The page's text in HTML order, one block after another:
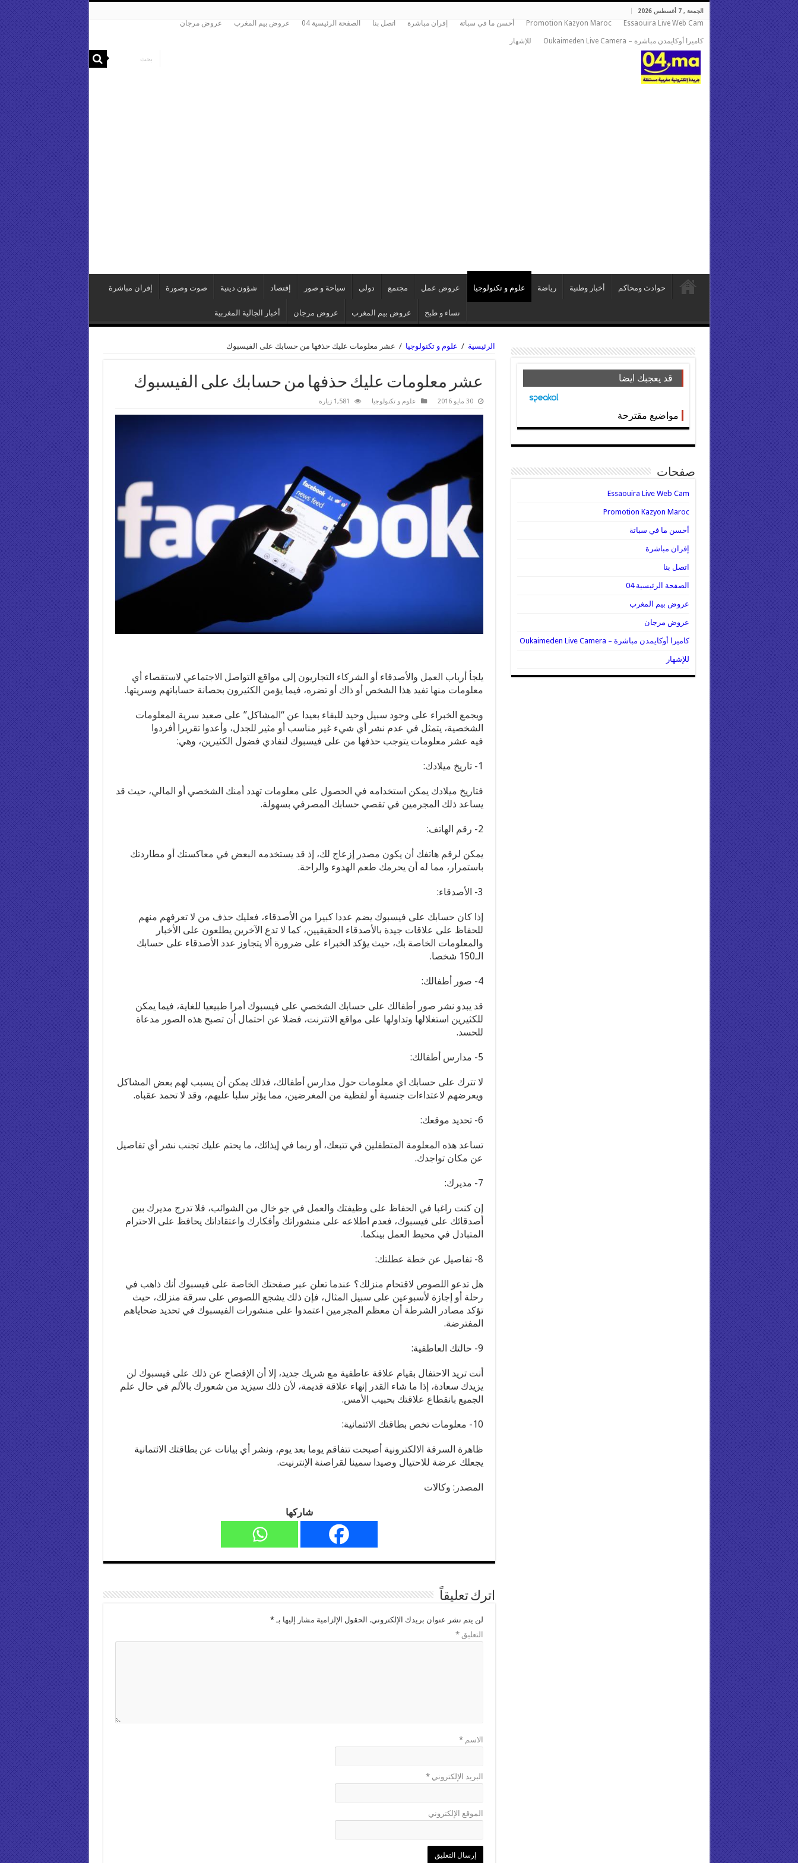
الجمعة , 7 أغسطس 2026
Essaouira Live Web Cam
Promotion Kazyon Maroc أحسن ما في سباتة إفران مباشرة اتصل بنا الصفحة الرئيسية 04 عروض بيم المغرب عروض مرجان
كاميرا أوكايمدن مباشرة – Oukaimeden Live Camera للإشهار
حوادث ومحاكم أخبار وطنية رياضة علوم و تكنولوجيا عروض عمل مجتمع دولي سياحة و صور إقتصاد شؤون دينية صوت وصورة إفران مباشرة
نساء و طبخ عروض بيم المغرب عروض مرجان أخبار الجالية المغربية
الرئيسية / علوم و تكنولوجيا / عشر معلومات عليك حذفها من حسابك على الفيسبوك
عشر معلومات عليك حذفها من حسابك على الفيسبوك
30 مايو 2016 علوم و تكنولوجيا 1,581 زيارة
يلجأ أرباب العمل والأصدقاء أو الشركاء التجاريون إلى مواقع التواصل الاجتماعي لاستقصاء أي
معلومات منها تفيد هذا الشخص أو ذاك أو تضره، فيما يؤمن الكثيرون بحصانة حساباتهم وسريتها.
ويجمع الخبراء على وجود سبيل وحيد للبقاء بعيدا عن “المشاكل” على صعيد سرية المعلومات
الشخصية، يتمثل في عدم نشر أي شيء غير مناسب أو مثير للجدل، وأعدوا تقريرا أفردوا
فيه عشر معلومات يتوجب حذفها من على فيسبوك لتفادي فضول الكثيرين، وهي:
1- تاريخ ميلادك:
فتاريخ ميلادك يمكن استخدامه في الحصول على معلومات تهدد أمنك الشخصي أو المالي، حيث قد
يساعد ذلك المجرمين في تقصي حسابك المصرفي بسهولة.
2- رقم الهاتف:
يمكن لرقم هاتفك أن يكون مصدر إزعاج لك، إذ قد يستخدمه البعض في معاكستك أو مطاردتك
باستمرار، مما له أن يحرمك طعم الهدوء والراحة.
3- الأصدقاء:
إذا كان حسابك على فيسبوك يضم عددا كبيرا من الأصدقاء، فعليك حذف من لا تعرفهم منهم
للحفاظ على علاقات جيدة بالأصدقاء الحقيقيين، كما لا تدع الآخرين يطلعون على الأخبار
والمعلومات الخاصة بك، حيث يؤكد الخبراء على ضرورة ألا يتجاوز عدد الأصدقاء على حسابك
الـ150 شخصا.
4- صور أطفالك:
قد يبدو نشر صور أطفالك على حسابك الشخصي على فيسبوك أمرا طبيعيا للغاية، فيما يمكن
للكثيرين استغلالها وتداولها على مواقع الانترنت، فضلا عن احتمال أن تصبح هذه الصور مدعاة
للحسد.
5- مدارس أطفالك:
لا تترك على حسابك اي معلومات حول مدارس أطفالك، فذلك يمكن أن يسبب لهم بعض المشاكل
ويعرضهم لاعتداءات جنسية أو لفظية من المغرضين، مما يؤثر سلبا عليهم، وقد لا تحمد عقباه.
6- تحديد موقعك:
تساعد هذه المعلومة المتطفلين في تتبعك، أو ربما في إيذائك، ما يحتم عليك تجنب نشر أي تفاصيل
عن مكان تواجدك.
7- مديرك:
إن كنت راغبا في الحفاظ على وظيفتك والعمل في جو خال من الشوائب، فلا تدرج مديرك بين
أصدقائك على فيسبوك، فعدم اطلاعه على منشوراتك وأفكارك واعتقاداتك يحافظ على الاحترام
المتبادل في محيط العمل بينكما.
8- تفاصيل عن خطة عطلتك:
هل تدعو اللصوص لاقتحام منزلك؟ عندما تعلن عبر صفحتك الخاصة على فيسبوك أنك ذاهب في
رحلة أو إجازة لأسبوعين على سبيل المثال، فإن ذلك يشجع اللصوص على سرقة منزلك، حيث
تؤكد مصادر الشرطة أن معظم المجرمين اعتمدوا على منشورات الفيسبوك في تحديد ضحاياهم
المفترضة.
9- حالتك العاطفية:
أنت تريد الاحتفال بقيام علاقة عاطفية مع شريك جديد، إلا أن الإفصاح عن ذلك على فيسبوك لن
يزيدك سعادة، إذا ما شاء القدر إنهاء علاقة قديمة، لأن ذلك سيزيد من شعورك بالألم في حال علم
الجميع بانقطاع علاقتك بحبيب الأمس.
10- معلومات تخص بطاقتك الائتمانية:
ظاهرة السرقة الالكترونية أصبحت تتفاقم يوما بعد يوم، ونشر أي بيانات عن بطاقتك الائتمانية
يجعلك عرضة للاحتيال وصيدا سمينا لقراصنة الإنترنيت.
المصدر: وكالات
شاركها
اترك تعليقاً
لن يتم نشر عنوان بريدك الإلكتروني. الحقول الإلزامية مشار إليها بـ*
التعليق*
الاسم*
البريد الإلكتروني*
الموقع الإلكتروني
قد يعجبك ايضا
مواضيع مقترحة
صفحات
Essaouira Live Web Cam
Promotion Kazyon Maroc
أحسن ما في سباتة
إفران مباشرة
اتصل بنا
الصفحة الرئيسية 04
عروض بيم المغرب
عروض مرجان
كاميرا أوكايمدن مباشرة – Oukaimeden Live Camera
للإشهار